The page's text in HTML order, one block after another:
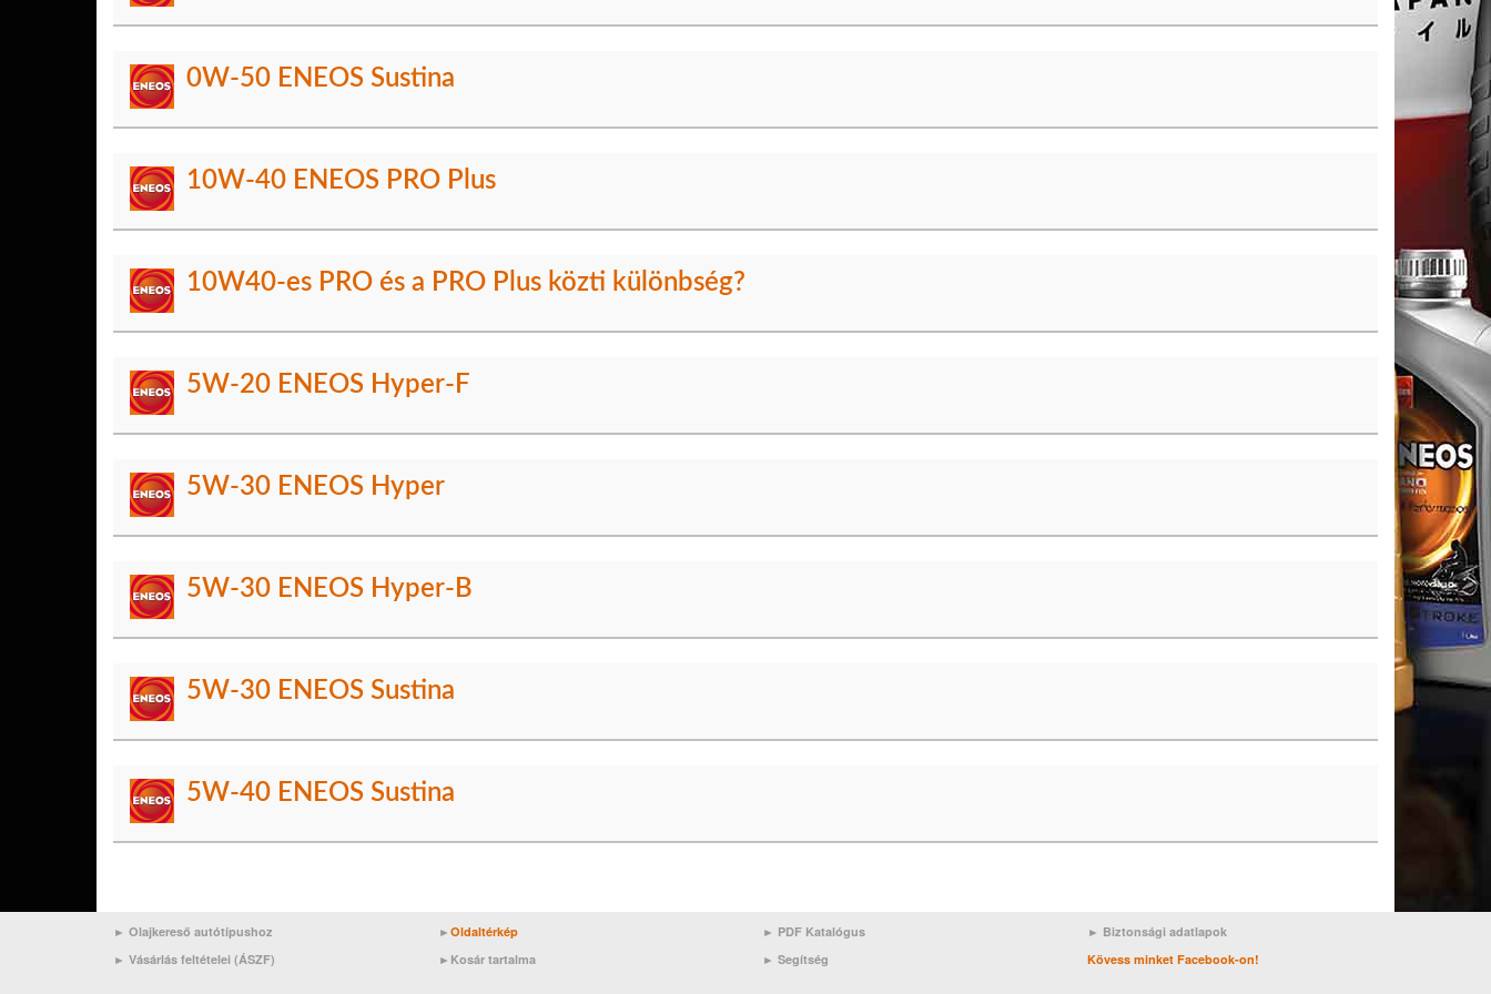
0W-50 ENEOS Sustina
10W-40 ENEOS PRO Plus
10W40-es PRO és a PRO Plus közti különbség?
5W-20 ENEOS Hyper-F
5W-30 ENEOS Hyper
5W-30 ENEOS Hyper-B
5W-30 ENEOS Sustina
5W-40 ENEOS Sustina
► Olajkereső autótípushoz
► Vásárlás feltételei (ÁSZF)
► Oldaltérkép
► Kosár tartalma
► PDF Katalógus
► Segítség
► Biztonsági adatlapok
Kövess minket Facebook-on!